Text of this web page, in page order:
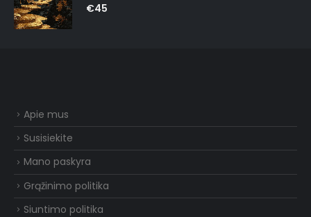
0out of 5
€45
Apie mus
Susisiekite
Mano paskyra
Grąžinimo politika
Siuntimo politika